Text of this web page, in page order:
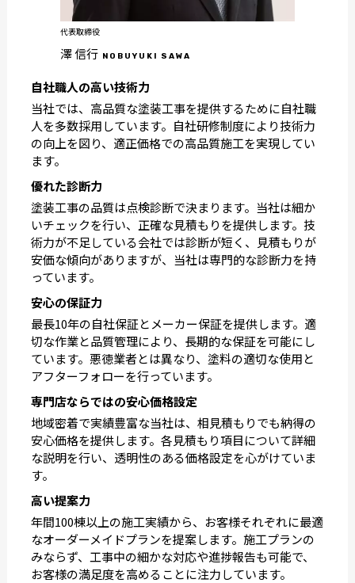
代表取締役
澤 信行 NOBUYUKI SAWA
自社職人の高い技術力
当社では、高品質な塗装工事を提供するために自社職
人を多数採用しています。自社研修制度により技術力
の向上を図り、適正価格での高品質施工を実現してい
ます。
優れた診断力
塗装工事の品質は点検診断で決まります。当社は細か
いチェックを行い、正確な見積もりを提供します。技
術力が不足している会社では診断が短く、見積もりが
安価な傾向がありますが、当社は専門的な診断力を持
っています。
安心の保証力
最長10年の自社保証とメーカー保証を提供します。適
切な作業と品質管理により、長期的な保証を可能にし
ています。悪徳業者とは異なり、塗料の適切な使用と
アフターフォローを行っています。
専門店ならではの安心価格設定
地域密着で実績豊富な当社は、相見積もりでも納得の
安心価格を提供します。各見積もり項目について詳細
な説明を行い、透明性のある価格設定を心がけていま
す。
高い提案力
年間100棟以上の施工実績から、お客様それぞれに最適
なオーダーメイドプランを提案します。施工プランの
みならず、工事中の細かな対応や進捗報告も可能で、
お客様の満足度を高めることに注力しています。